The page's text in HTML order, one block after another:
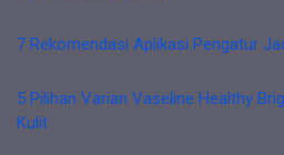
7 Rekomendasi Aplikasi Pengatur
5 Pilihan Varian Vaseline Healthy
Kulit